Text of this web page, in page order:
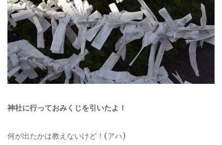
神社に行っておみくじを引いたよ！
何が出たかは教えないけど！(アハ)